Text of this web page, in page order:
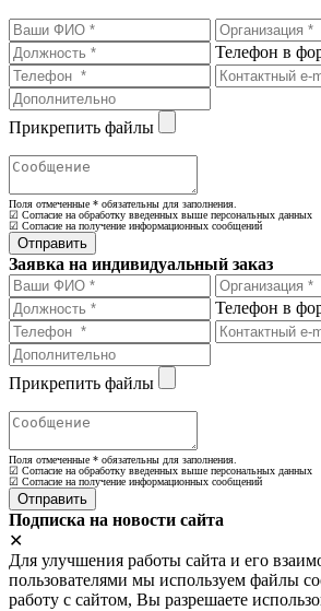
Телефон в
Прикрепить файлы
Поля отмеченные * обязательны для заполнения.
☑ Согласие на обработку введенных выше персональных данных
☑ Согласие на получение информационных сообщений
Заявка на индивидуальный заказ
Телефон в
Прикрепить файлы
Поля отмеченные * обязательны для заполнения.
☑ Согласие на обработку введенных выше персональных данных
☑ Согласие на получение информационных сообщений
Подписка на новости сайта
✕
Для улучшения работы сайта и его
пользователями мы используем файлы
работу с сайтом, Вы разрешаете